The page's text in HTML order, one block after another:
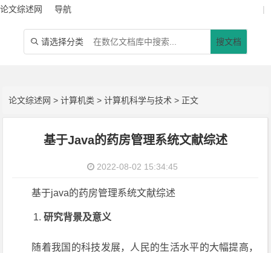
论文综述网 导航 |
 请选择分类 搜文档
论文综述网 >计算机类 >计算机科学与技术 > 正文
基于Java的药房管理系统文献综述
2022-08-02 15:34:45
基于java的药房管理系统文献综述
研究背景及意义
随着我国的科技发展，人民的生活水平的大幅提高，